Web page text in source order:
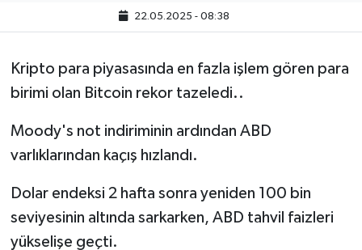
22.05.2025 - 08:38
Kripto para piyasasında en fazla işlem gören para
birimi olan Bitcoin rekor tazeledi..
Moody's not indiriminin ardından ABD
varlıklarından kaçış hızlandı.
Dolar endeksi 2 hafta sonra yeniden 100 bin
seviyesinin altında sarkarken, ABD tahvil faizleri
yükselişe geçti.